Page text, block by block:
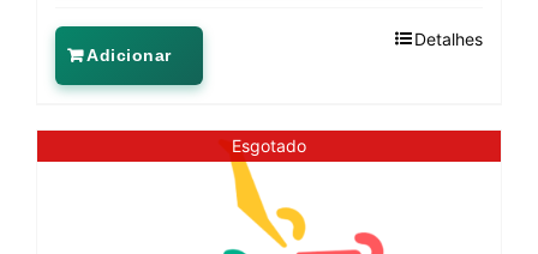
Adicionar
Detalhes
Esgotado